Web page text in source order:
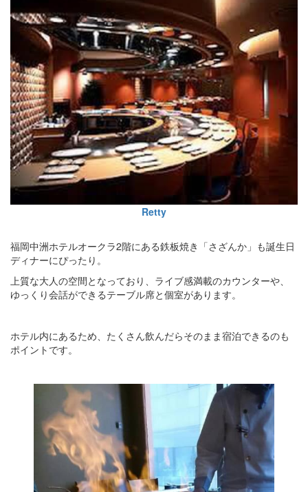
Retty
福岡中洲ホテルオークラ2階にある鉄板焼き「さざんか」も誕生日
ディナーにぴったり。
上質な大人の空間となっており、ライブ感満載のカウンターや、
ゆっくり会話ができるテーブル席と個室があります。
ホテル内にあるため、たくさん飲んだらそのまま宿泊できるのも
ポイントです。